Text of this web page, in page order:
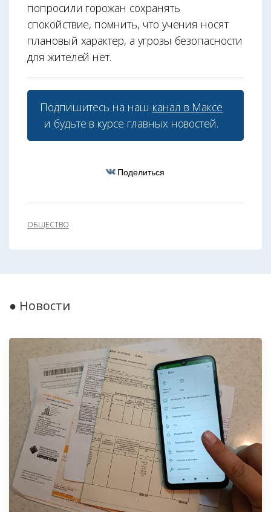
попросили горожан сохранять
спокойствие, помнить, что учения носят
плановый характер, а угрозы безопасности
для жителей нет.
Подпишитесь на наш канал в Максе
и будьте в курсе главных новостей.
Поделиться
ОБЩЕСТВО
● Новости